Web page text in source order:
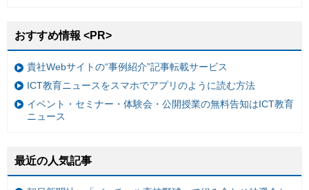
おすすめ情報 <PR>
貴社Webサイトの“事例紹介”記事転載サービス
ICT教育ニュースをスマホでアプリのように読む方法
イベント・セミナー・体験会・公開授業の無料告知はICT教育
ニュース
最近の人気記事